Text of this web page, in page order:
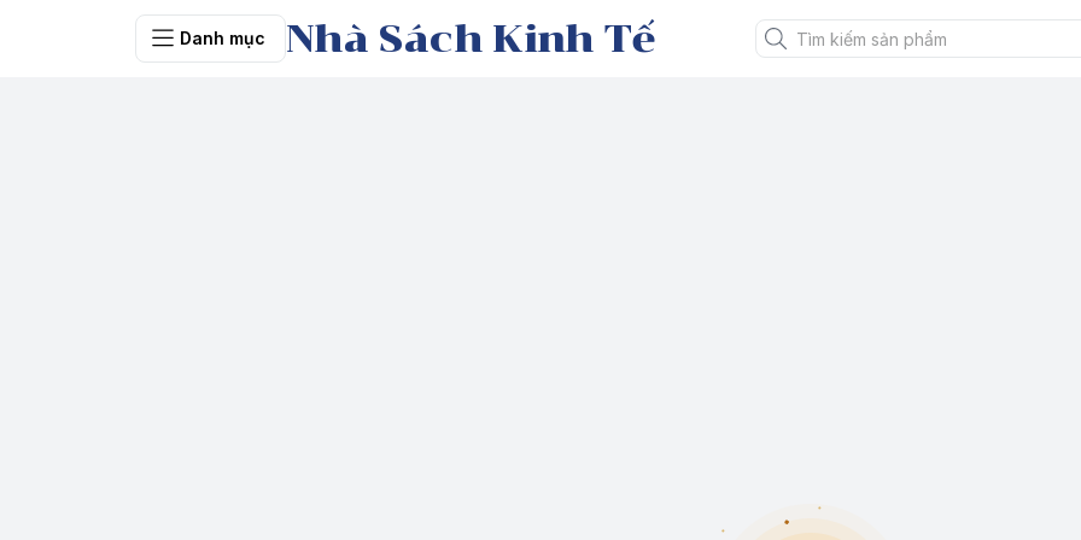
Danh mục Nhà Sách Kinh Tế